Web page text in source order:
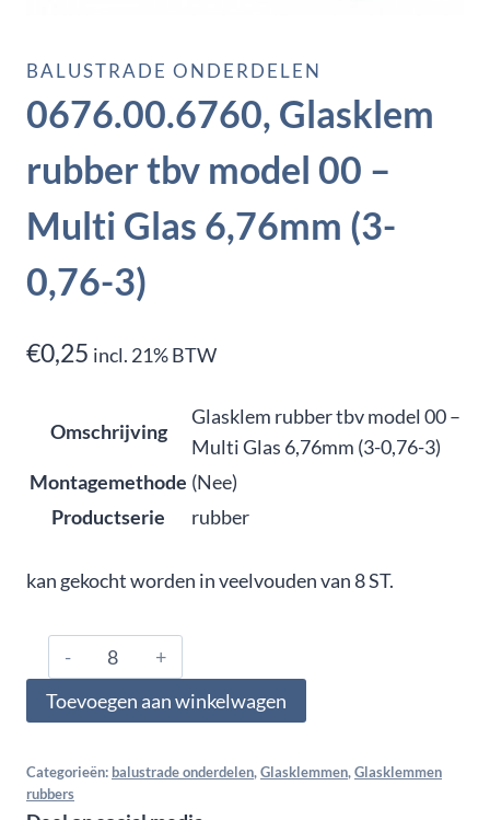
BALUSTRADE ONDERDELEN
0676.00.6760, Glasklem
rubber tbv model 00 –
Multi Glas 6,76mm (3-
0,76-3)
€0,25 incl. 21% BTW
Omschrijving
Glasklem rubber tbv model 00 –
Multi Glas 6,76mm (3-0,76-3)
Montagemethode (Nee)
Productserie
rubber
kan gekocht worden in veelvouden van 8 ST.
0676.00.6760,
Glasklem
rubber
model
Toevoegen aan winkelwagen
Categorieën: balustrade onderdelen, Glasklemmen, Glasklemmen
rubbers